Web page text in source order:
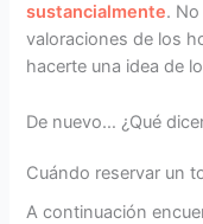
sustancialmente.
valoraciones de los
hacerte una idea de
De nuevo… ¿Qué
Cuándo reservar un
A continuación